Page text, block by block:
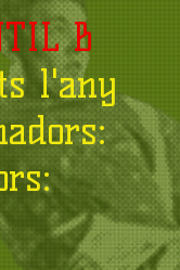
B
l'any